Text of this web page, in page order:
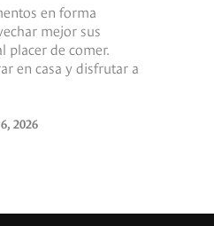
en forma
mejor sus
placer de comer.
en casa y disfrutar a
2026